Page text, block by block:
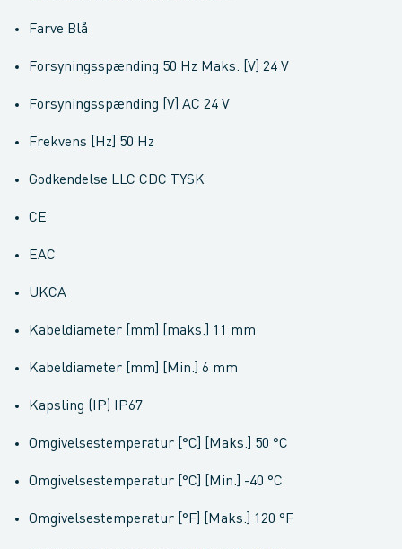
Farve Blå
Forsyningsspænding 50 Hz Maks. [V] 24 V
Forsyningsspænding [V] AC 24 V
Frekvens [Hz] 50 Hz
Godkendelse LLC CDC TYSK
CE
EAC
UKCA
Kabeldiameter [mm] [maks.] 11 mm
Kabeldiameter [mm] [Min.] 6 mm
Kapsling (IP) IP67
Omgivelsestemperatur [°C] [Maks.] 50 °C
Omgivelsestemperatur [°C] [Min.] -40 °C
Omgivelsestemperatur [°F] [Maks.] 120 °F